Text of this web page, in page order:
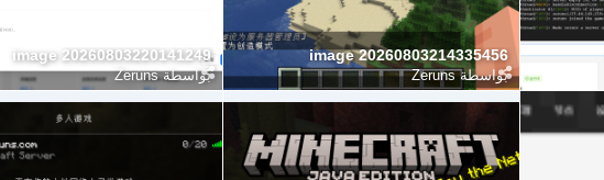
image 20260803220141249
بواسطةZeruns
image 20260803214335456
بواسطةZeruns